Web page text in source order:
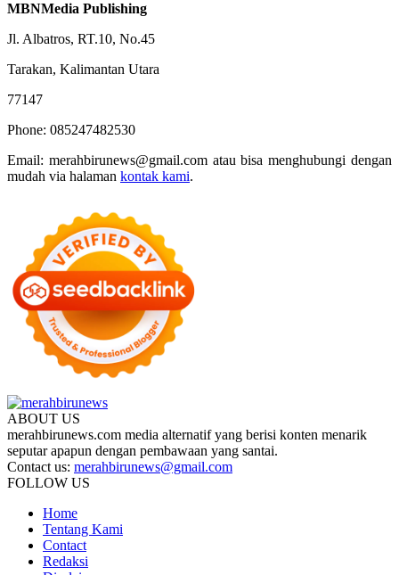
MBNMedia Publishing
Jl. Albatros, RT.10, No.45
Tarakan, Kalimantan Utara
77147
Phone: 085247482530
Email: merahbirunews@gmail.com atau bisa menghubungi dengan
mudah via halaman kontak kami.
ABOUT US
merahbirunews.com media alternatif yang berisi konten menarik
seputar apapun dengan pembawaan yang santai.
Contact us: merahbirunews@gmail.com
FOLLOW US
Home
Tentang Kami
Contact
Redaksi